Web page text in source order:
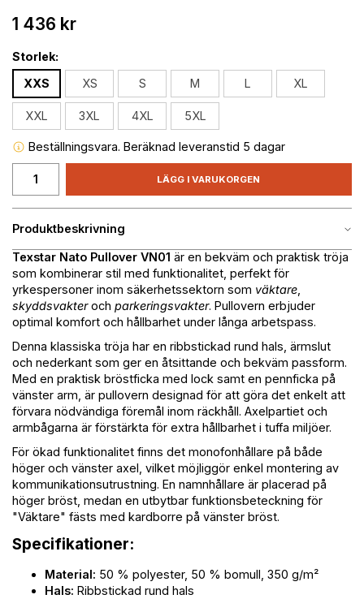
1 436 kr
Storlek:
XXS
XS S M L XL
XXL 3XL 4XL 5XL
Beställningsvara. Beräknad leveranstid 5 dagar
LÄGG I VARUKORGEN
Produktbeskrivning
Texstar Nato Pullover VN01 är en bekväm och praktisk tröja
som kombinerar stil med funktionalitet, perfekt för
yrkespersoner inom säkerhetssektorn som väktare
skyddsvakteroch parkeringsvakter. Pullovern erbjuder
optimal komfort och hållbarhet under långa arbetspass.
Denna klassiska tröja har en ribbstickad rund hals, ärmslut
och nederkant som ger en åtsittande och bekväm passform.
Med en praktisk bröstficka med lock samt en pennficka på
vänster arm, är pullovern designad för att göra det enkelt att
förvara nödvändiga föremål inom räckhåll. Axelpartiet och
armbågarna är förstärkta för extra hållbarhet i tuffa miljöer.
För ökad funktionalitet finns det monofonhållare på både
höger och vänster axel, vilket möjliggör enkel montering av
kommunikationsutrustning. En namnhållare är placerad på
höger bröst, medan en utbytbar funktionsbeteckning för
"Väktare" fästs med kardborre på vänster bröst.
Specifikationer:
Material: 50 % polyester, 50 % bomull, 350 g/m²
Hals: Ribbstickad rund hals